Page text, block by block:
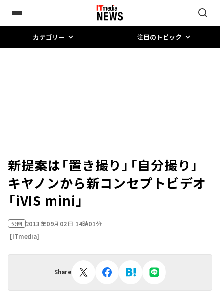
カテゴリー 注目のトピック
新提案は「置き撮り」「自分撮り」
キヤノンから新コンセプトビデオ
「iVIS mini」
公開 2013年09月02日 14時01分
[ITmedia]
Share